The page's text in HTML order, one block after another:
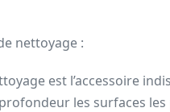
nettoyage :
est l’accessoire
les surfaces les